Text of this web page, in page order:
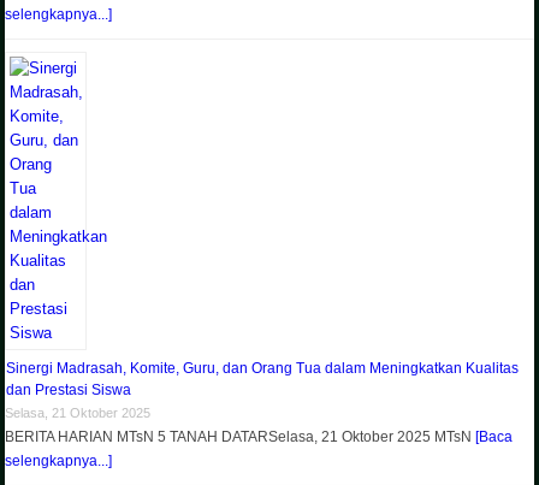
selengkapnya...]
Sinergi Madrasah, Komite, Guru, dan Orang Tua dalam Meningkatkan Kualitas
dan Prestasi Siswa
Selasa, 21 Oktober 2025
BERITA HARIAN MTsN 5 TANAH DATARSelasa, 21 Oktober 2025 MTsN[Baca
selengkapnya...]